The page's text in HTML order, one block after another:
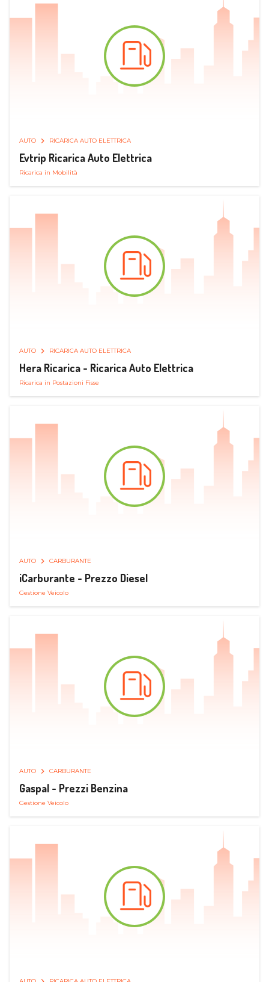
AUTO RICARICA AUTO ELETTRICA
Evtrip Ricarica Auto Elettrica
Ricarica in Mobilità
AUTO RICARICA AUTO ELETTRICA
Hera Ricarica - Ricarica Auto Elettrica
Ricarica in Postazioni Fisse
AUTO CARBURANTE
iCarburante - Prezzo Diesel
Gestione Veicolo
AUTO CARBURANTE
Gaspal - Prezzi Benzina
Gestione Veicolo